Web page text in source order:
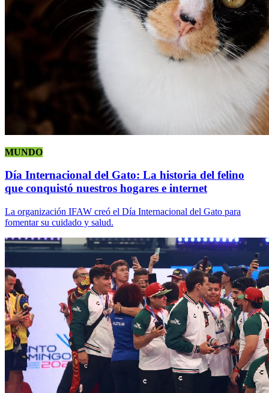
MUNDO
Día Internacional del Gato: La historia del felino
que conquistó nuestros hogares e internet
La organización IFAW creó el Día Internacional del Gato para
fomentar su cuidado y salud.